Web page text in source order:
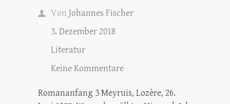
Von Johannes Fischer
3. Dezember 2018
Literatur
Keine Kommentare
Romananfang 3 Meyruis, Lozère, 26.